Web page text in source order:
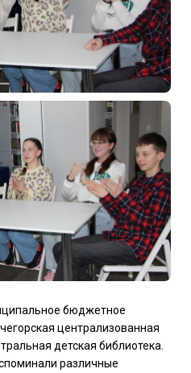
бюджетное
централизованная
детская библиотека.
различные